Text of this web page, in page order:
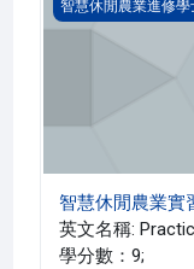
智慧休閒農業進修
智慧休閒農業實
英文名稱:
學分數：9;